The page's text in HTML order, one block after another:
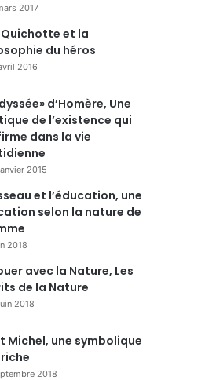
2017
Quichotte et la
du héros
2016
d’Homère, Une
de l’existence qui
dans la vie
2015
et l’éducation, une
selon la nature de
2018
avec la Nature, Les
de la Nature
2018
Michel, une symbolique
2018